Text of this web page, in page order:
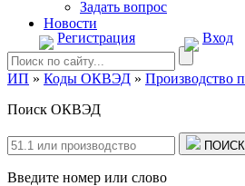
Задать вопрос
Новости
Регистрация
Вход
ИП » Коды ОКВЭД » Производство
Поиск ОКВЭД
ПОИСК
Введите номер или слово